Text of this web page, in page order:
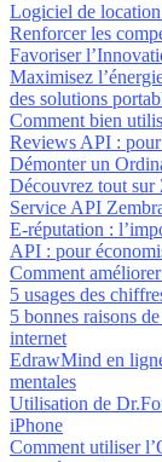
Logiciel de
Renforcer les
Favoriser
Maximisez
des solutions
Comment bien
Reviews API :
Démonter un
Découvrez tout sur
Service API
E-réputation :
API : pour
Comment
5 usages des
5 bonnes raisons
internet
EdrawMind en
mentales
Utilisation de
iPhone
Comment utiliser